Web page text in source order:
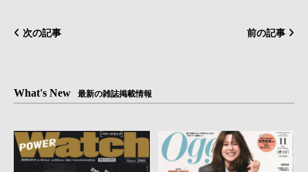
次の記事 前の記事
What's New 最新の雑誌掲載情報